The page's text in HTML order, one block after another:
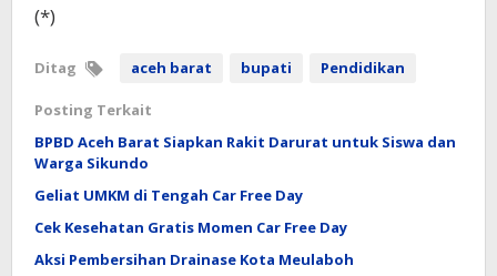
(*)
Ditag aceh barat bupati Pendidikan
Posting Terkait
BPBD Aceh Barat Siapkan Rakit Darurat untuk Siswa dan
Warga Sikundo
Geliat UMKM di Tengah Car Free Day
Cek Kesehatan Gratis Momen Car Free Day
Aksi Pembersihan Drainase Kota Meulaboh